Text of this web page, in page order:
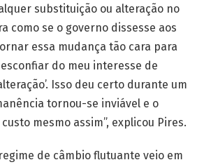
substituição ou alteração no
como se o governo dissesse aos
essa mudança tão cara para
do meu interesse de
Isso deu certo durante um
tornou-se inviável e o
mesmo assim”, explicou Pires.
de câmbio flutuante veio em